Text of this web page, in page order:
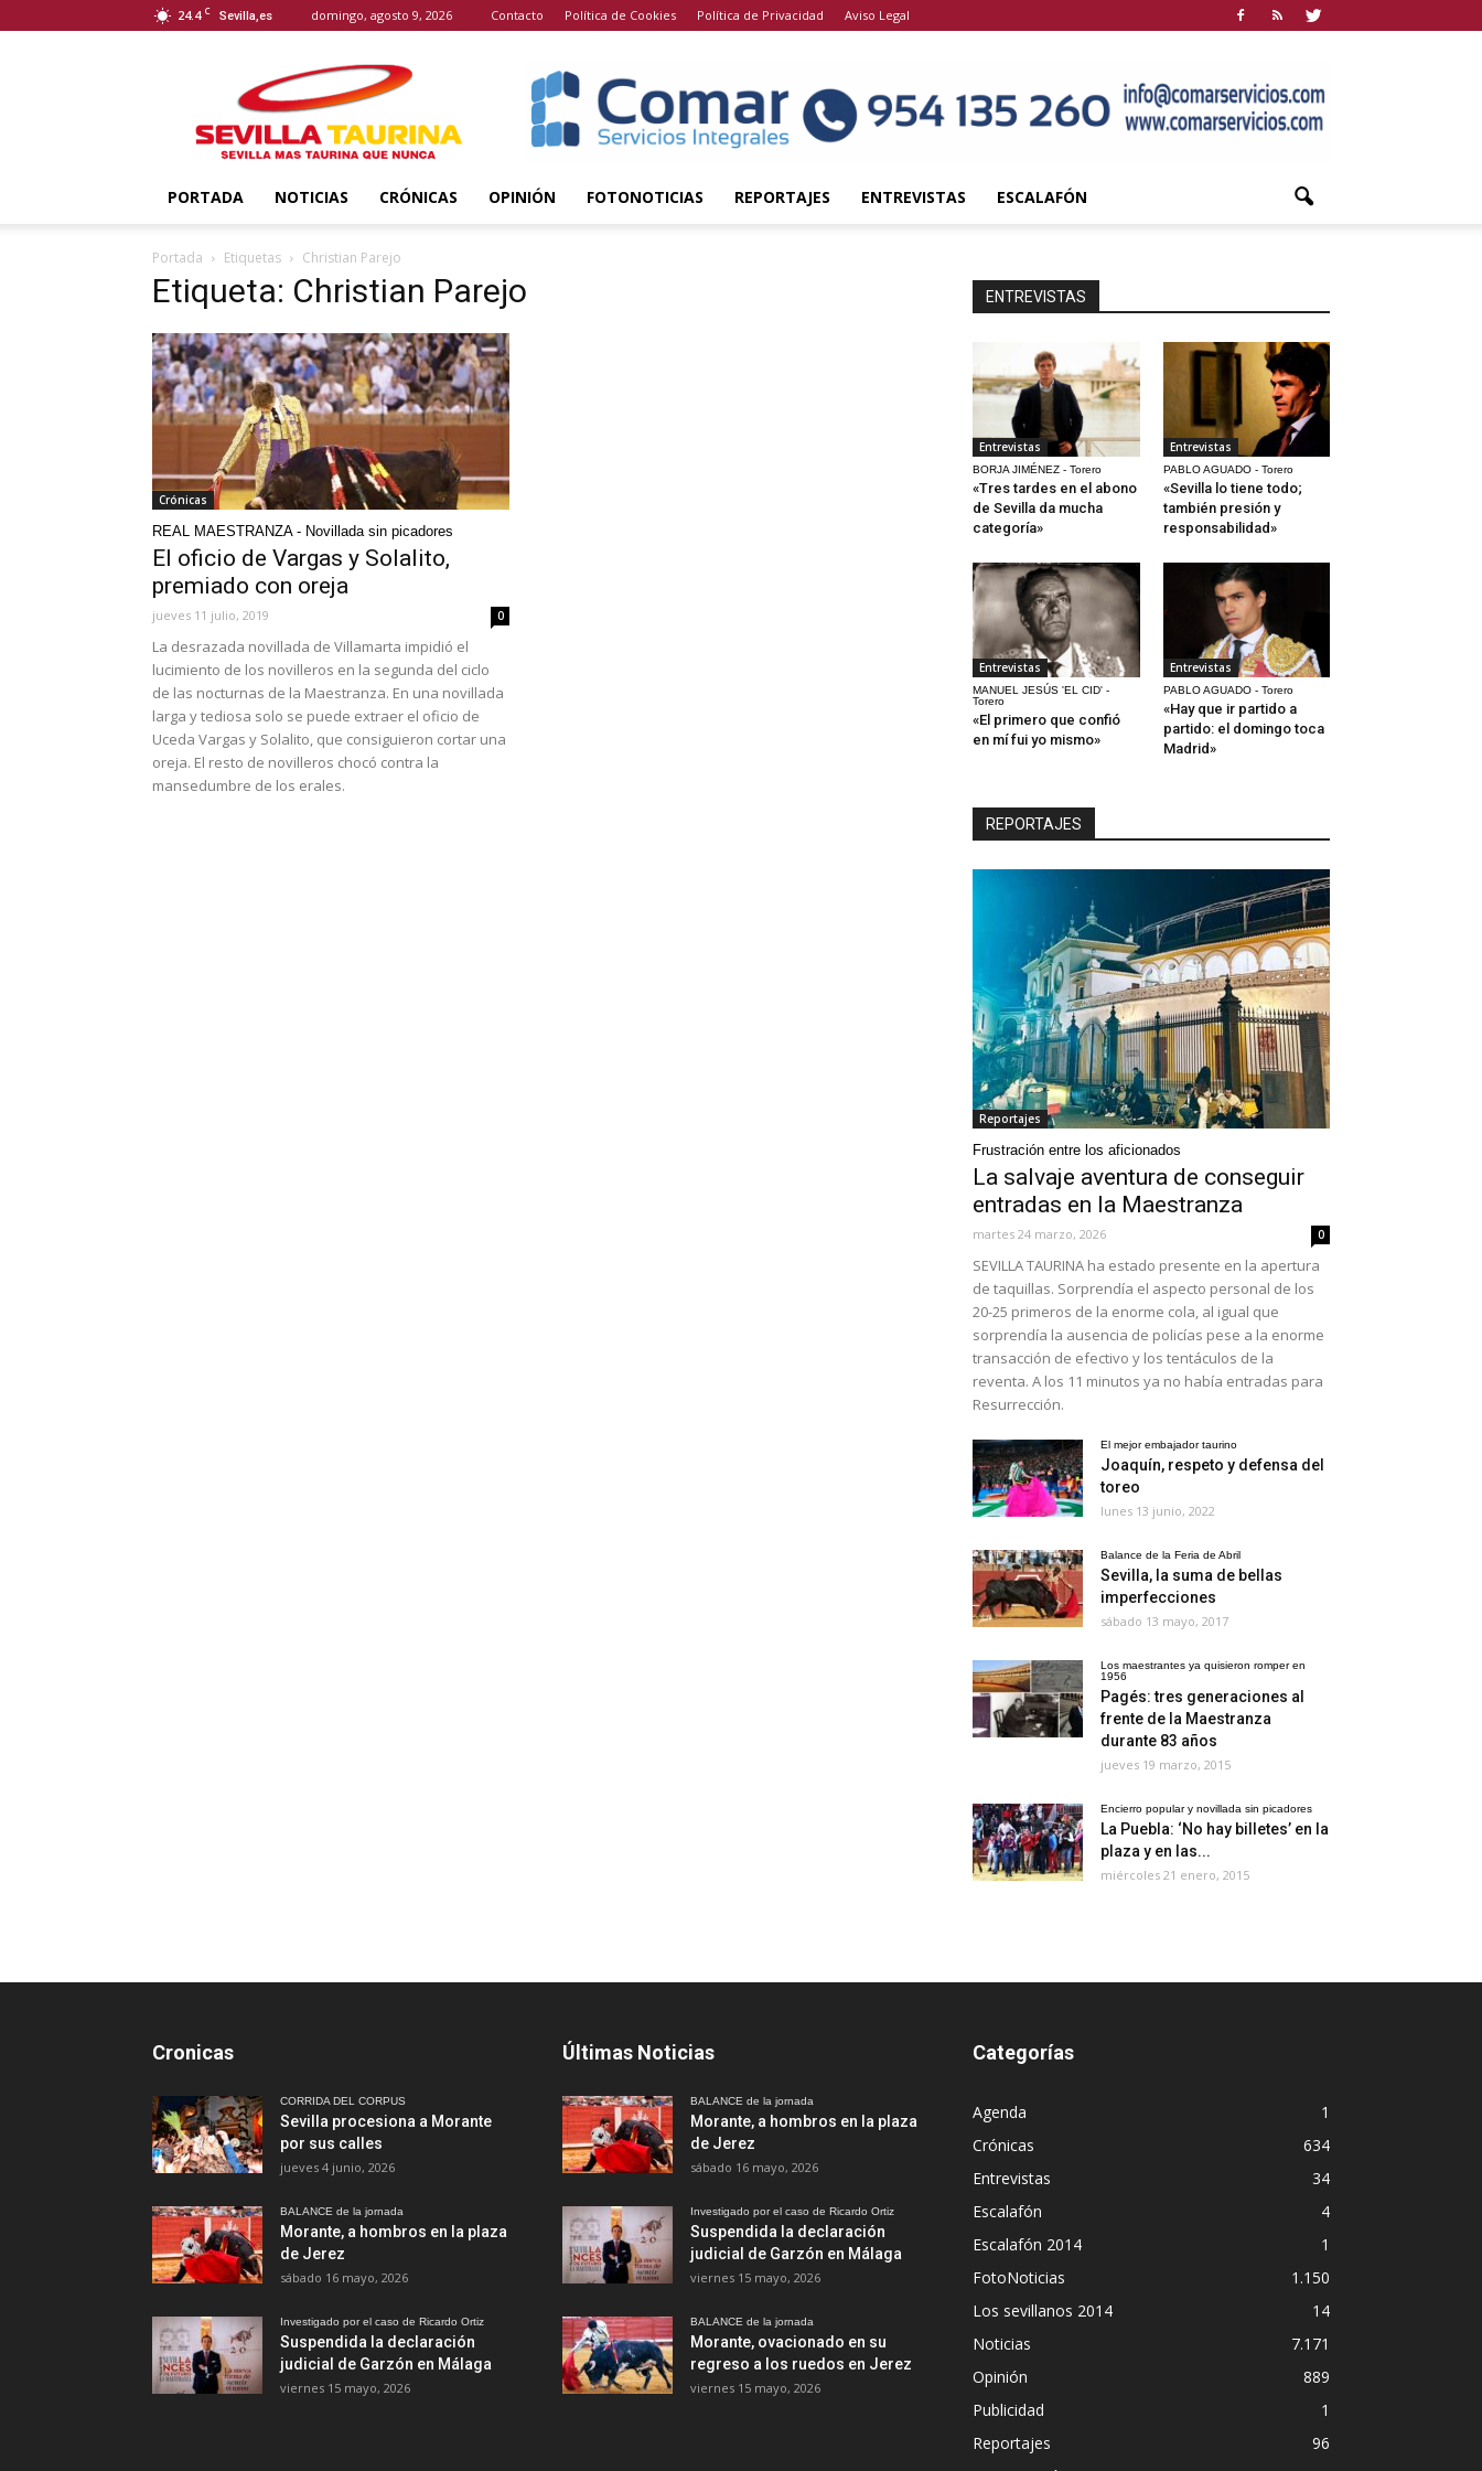
24.4 C Sevilla,es domingo, agosto 9, 2026 Contacto Política de Cookies Política de Privacidad Aviso Legal
Taurina
PORTADA NOTICIAS CRÓNICAS OPINIÓN FOTONOTICIAS REPORTAJES ENTREVISTAS ESCALAFÓN
Portada Etiquetas Christian Parejo
Etiqueta: Christian Parejo
Crónicas
REAL MAESTRANZA - Novillada sin picadores
El oficio de Vargas y Solalito,
premiado con oreja
jueves 11 julio, 2019 0
La desrazada novillada de Villamarta impidió el
lucimiento de los novilleros en la segunda del ciclo
de las nocturnas de la Maestranza. En una novillada
larga y tediosa solo se puede extraer el oficio de
Uceda Vargas y Solalito, que consiguieron cortar una
oreja. El resto de novilleros chocó contra la
mansedumbre de los erales.
ENTREVISTAS
Entrevistas
BORJA JIMÉNEZ - Torero
«Tres tardes en el abono
de Sevilla da mucha
categoría»
Entrevistas
PABLO AGUADO - Torero
«Sevilla lo tiene todo;
también presión y
responsabilidad»
Entrevistas
MANUEL JESÚS 'EL CID' -
Torero
«El primero que confió
en mí fui yo mismo»
Entrevistas
PABLO AGUADO - Torero
«Hay que ir partido a
partido: el domingo toca
Madrid»
REPORTAJES
Reportajes
Frustración entre los aficionados
La salvaje aventura de conseguir
entradas en la Maestranza
martes 24 marzo, 2026 0
SEVILLA TAURINA ha estado presente en la apertura
de taquillas. Sorprendía el aspecto personal de los
20-25 primeros de la enorme cola, al igual que
sorprendía la ausencia de policías pese a la enorme
transacción de efectivo y los tentáculos de la
reventa. A los 11 minutos ya no había entradas para
Resurrección.
El mejor embajador taurino
Joaquín, respeto y defensa del
toreo
lunes 13 junio, 2022
Balance de la Feria de Abril
Sevilla, la suma de bellas
imperfecciones
sábado 13 mayo, 2017
Los maestrantes ya quisieron romper en
1956
Pagés: tres generaciones al
frente de la Maestranza
durante 83 años
jueves 19 marzo, 2015
Encierro popular y novillada sin picadores
La Puebla: ‘No hay billetes’ en la
plaza y en las...
miércoles 21 enero, 2015
Cronicas
CORRIDA DEL CORPUS
Sevilla procesiona a Morante
por sus calles
jueves 4 junio, 2026
BALANCE de la jornada
Morante, a hombros en la plaza
de Jerez
sábado 16 mayo, 2026
Investigado por el caso de Ricardo Ortiz
Suspendida la declaración
judicial de Garzón en Málaga
viernes 15 mayo, 2026
Últimas Noticias
BALANCE de la jornada
Morante, a hombros en la plaza
de Jerez
sábado 16 mayo, 2026
Investigado por el caso de Ricardo Ortiz
Suspendida la declaración
judicial de Garzón en Málaga
viernes 15 mayo, 2026
BALANCE de la jornada
Morante, ovacionado en su
regreso a los ruedos en Jerez
viernes 15 mayo, 2026
Categorías
Agenda
1
Crónicas
634
Entrevistas
34
Escalafón
4
Escalafón 2014
1
FotoNoticias
1.150
Los sevillanos 2014
14
Noticias
7.171
Opinión
889
Publicidad
1
Reportajes
96